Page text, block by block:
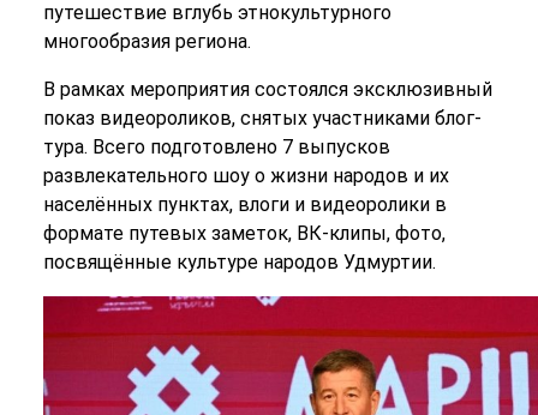
путешествие вглубь этнокультурного
многообразия региона.
В рамках мероприятия состоялся эксклюзивный
показ видеороликов, снятых участниками блог-
тура. Всего подготовлено 7 выпусков
развлекательного шоу о жизни народов и их
населённых пунктах, влоги и видеоролики в
формате путевых заметок, ВК-клипы, фото,
посвящённые культуре народов Удмуртии.